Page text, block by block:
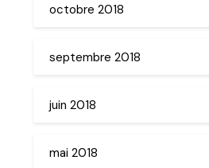
octobre 2018
septembre 2018
juin 2018
mai 2018